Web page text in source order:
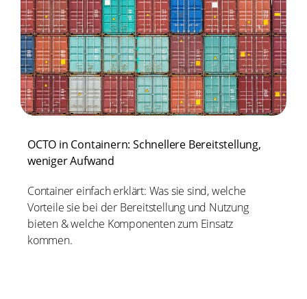
OCTO in Containern: Schnellere Bereitstellung,
weniger Aufwand
Container einfach erklärt: Was sie sind, welche
Vorteile sie bei der Bereitstellung und Nutzung
bieten & welche Komponenten zum Einsatz
kommen.